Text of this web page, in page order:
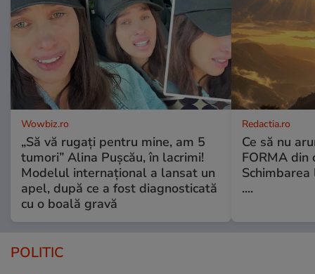
Wowbiz.ro
„Să vă rugați pentru mine, am 5
tumori” Alina Pușcău, în lacrimi!
Modelul internațional a lansat un
apel, după ce a fost diagnosticată
cu o boală gravă
Redactia.ro
Ce să nu
FORMA din
Schimbarea
....
POLITIC